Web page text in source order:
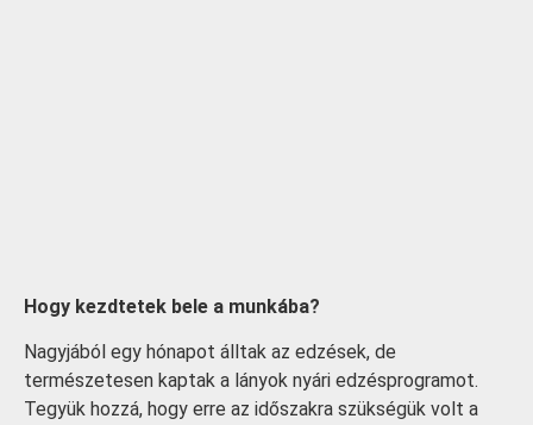
Hogy kezdtetek bele a munkába?
Nagyjából egy hónapot álltak az edzések, de
természetesen kaptak a lányok nyári edzésprogramot.
Tegyük hozzá, hogy erre az időszakra szükségük volt a